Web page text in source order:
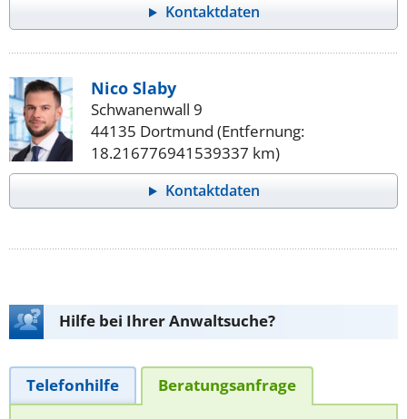
Kontaktdaten
Nico Slaby
Schwanenwall 9
44135 Dortmund (Entfernung:
18.216776941539337 km)
Kontaktdaten
Hilfe bei Ihrer Anwaltsuche?
Telefonhilfe Beratungsanfrage